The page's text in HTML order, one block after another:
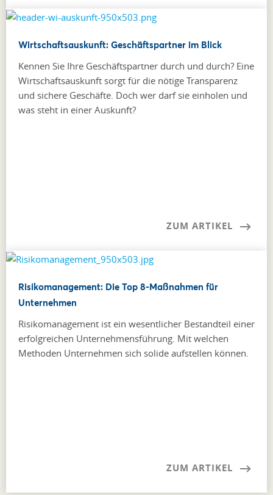
Wirtschaftsauskunft: Geschäftspartner im Blick
Kennen Sie Ihre Geschäftspartner durch und durch? Eine
Wirtschaftsauskunft sorgt für die nötige Transparenz
und sichere Geschäfte. Doch wer darf sie einholen und
was steht in einer Auskunft?
ZUM ARTIKEL
Risikomanagement: Die Top 8-Maßnahmen für
Unternehmen
Risikomanagement ist ein wesentlicher Bestandteil einer
erfolgreichen Unternehmensführung. Mit welchen
Methoden Unternehmen sich solide aufstellen können.
ZUM ARTIKEL